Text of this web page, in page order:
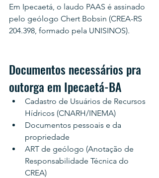
Em Ipecaetá, o laudo PAAS é assinado
pelo geólogo Chert Bobsin (CREA-RS
204.398, formado pela UNISINOS).
Documentos necessários pra
outorga em Ipecaetá-BA
Cadastro de Usuários de Recursos
Hídricos (CNARH/INEMA)
Documentos pessoais e da
propriedade
ART de geólogo (Anotação de
Responsabilidade Técnica do
CREA)